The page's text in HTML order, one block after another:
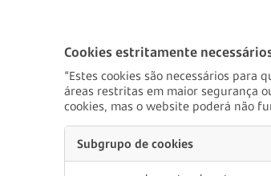
Cookies estritamente
“Estes cookies são necessários
áreas restritas em maior segurança
cookies, mas o website poderá não
Subgrupo de cookies